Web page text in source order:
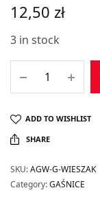
12,50 zł
3 in stock
ADD TO WISHLIST
SHARE
SKU:AGW-G-WIESZAK
Category:GAŚNICE